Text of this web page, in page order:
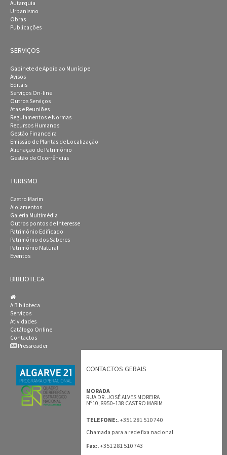
Autarquia
Urbanismo
Obras
Publicações
SERVIÇOS
Gabinete de Apoio ao Munícipe
Avisos
Editais
Serviços On-line
Outros Serviços
Atas e Reuniões
Regulamentos e Normas
Recursos Humanos
Gestão Financeira
Emissão de Plantas de Localização
Alienação de Património
Gestão de Ocorrências
TURISMO
Castro Marim
Alojamentos
Galeria Multimédia
Outros pontos de Interesse
Património Edificado
Património dos Saberes
Património Natural
Eventos
BIBLIOTECA
A Biblioteca
Serviços
Atividades
Catálogo Online
Contactos
Pressreader
CONTACTOS GERAIS
MORADA
RUA DR. JOSÉ ALVES MOREIRA
Nº10, 8950-138 CASTRO MARIM
TELEFONE:.+351 281 510 740
Chamada para a rede fixa nacional
Fax:.+351 281 510 743